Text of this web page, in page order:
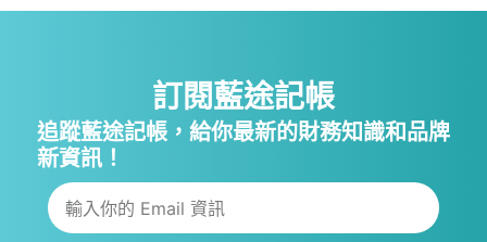
訂閱藍途記帳
追蹤藍途記帳，給你最新的財務知識和品牌
新資訊！